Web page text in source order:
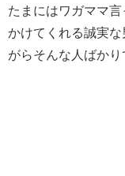
たまにはワガママ
かけてくれる誠実
がらそんな人ばかり